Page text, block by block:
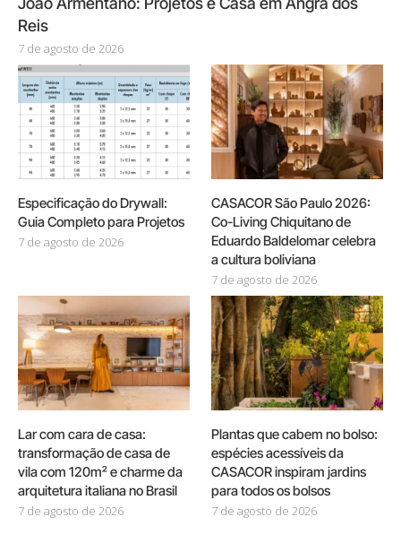
Reis
7 de agosto de 2026
Especificação do Drywall:
Guia Completo para Projetos
7 de agosto de 2026
CASACOR São Paulo 2026:
Co-Living Chiquitano de
Eduardo Baldelomar celebra
a cultura boliviana
7 de agosto de 2026
Lar com cara de casa:
transformação de casa de
vila com 120m² e charme da
arquitetura italiana no Brasil
7 de agosto de 2026
Plantas que cabem no bolso:
espécies acessíveis da
CASACOR inspiram jardins
para todos os bolsos
7 de agosto de 2026